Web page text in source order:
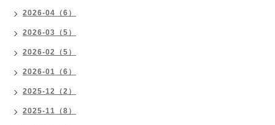
2026-04（6）
2026-03（5）
2026-02（5）
2026-01（6）
2025-12（2）
2025-11（8）